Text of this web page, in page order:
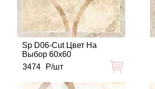
Sp D06-Cut Цвет На
Выбор 60x60
3474
Р/шт